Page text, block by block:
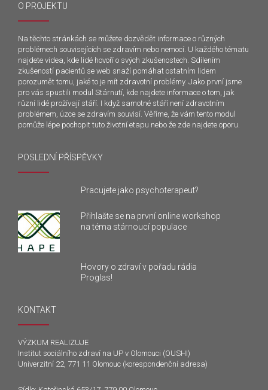
O PROJEKTU
Na těchto stránkách se můžete dozvědět informace o různých
problémech souvisejících se zdravím nebo nemocí. U každého tématu
najdete videa, kde lidé hovoří o svých zkušenostech. Sdílením
zkušeností pacientů se web snaží pomáhat ostatním lidem
porozumět tomu, jaké to je mít zdravotní problémy. Jako první jsme
pro vás spustili modul Stárnutí, kde najdete informace o tom, jak
různí lidé prožívají stáří. I když samotné stáří není zdravotním
problémem, úzce se zdravím souvisí. Věříme, že vám tento modul
pomůže lépe pochopit tuto životní etapu nebo že zde najdete oporu.
POSLEDNÍ PŘÍSPĚVKY
Pracujete jako psychoterapeut?
Přihlašte se na první online workshop
na téma stárnoucí populace
Hovory o zdraví v pořadu rádia
Proglas!
KONTAKT
VÝZKUM REALIZUJE
Institut sociálního zdraví na UP v Olomouci (OUSHI)
Univerzitní 22, 771 11 Olomouc (korespondenční adresa)